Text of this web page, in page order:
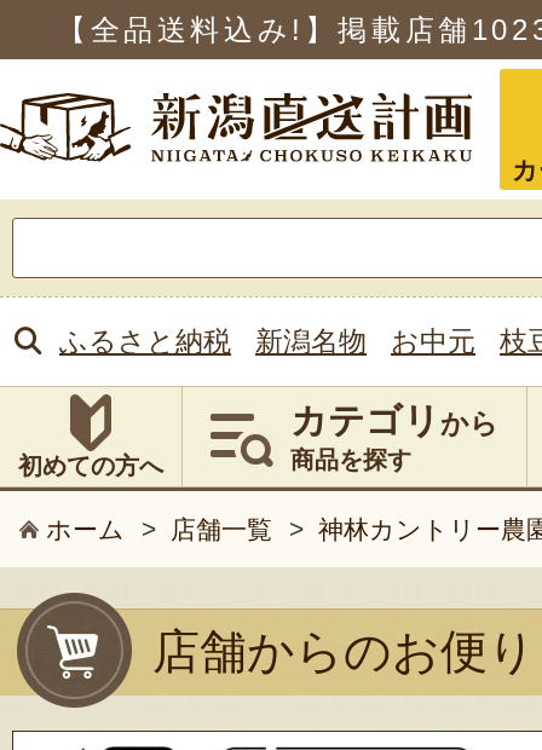
【全品送料込み!】掲載店舗
索:
ふるさと納税 新潟名物 お中元 枝
初めての方へ
カテゴリ から
商品を探す
ホーム > 店舗一覧 > 神林カントリー農
店舗からのお便り